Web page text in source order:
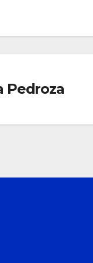
Pedroza